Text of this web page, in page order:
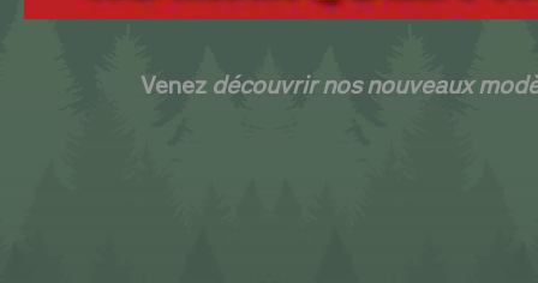
Venez découvrir nos nouveaux